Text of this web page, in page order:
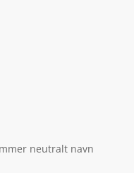
neutralt navn